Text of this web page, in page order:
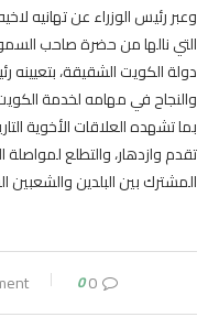
وعبر رئيس الوزراء عن تهانيه
التي نالها من حضرة صاحب
دولة الكويت الشقيقة، بتعيينه
والنجاح في مهامه لخدمة
بما تشهده العلاقات الأخوية
تقدم وازدهار، والتطلع
المشترك بين البلدين
0 comment
0